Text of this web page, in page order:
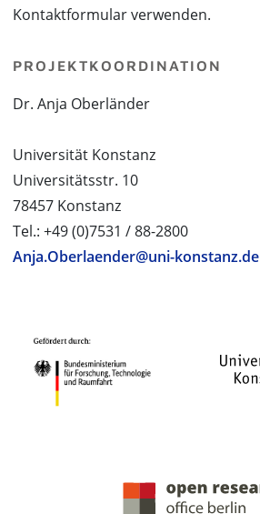
Kontaktformular verwenden.
PROJEKTKOORDINATION
Dr. Anja Oberländer
Universität Konstanz
Universitätsstr. 10
78457 Konstanz
Tel.: +49 (0)7531 / 88-2800
Anja.Oberlaender@uni-konstanz.de